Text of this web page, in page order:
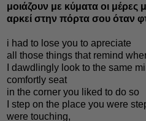
μοιάζουν με κύματα οι
αρκεί στην πόρτα σου όταν
i had to lose you to apreciate
all those things that remind
I dawdlingly look to the same
comfortly seat
in the corner you liked to do so
I step on the place you were
were touching,